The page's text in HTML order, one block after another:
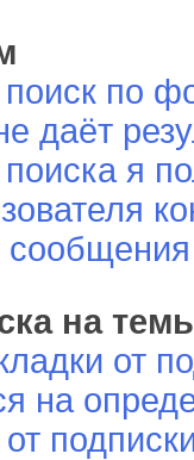
поиск по
даёт
поиска я
на
от
на